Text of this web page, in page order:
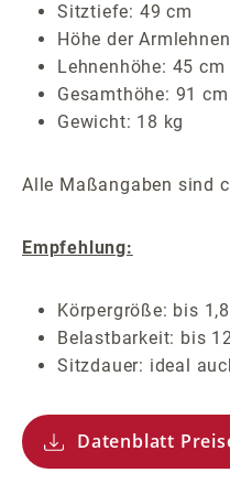
Sitztiefe: 49 cm
Höhe der
Lehnenhöhe: 45 cm
Gesamthöhe: 91 cm
Gewicht: 18 kg
Alle Maßangaben sind
Empfehlung:
Körpergröße: bis
Belastbarkeit: bis
Sitzdauer: ideal
Datenblatt